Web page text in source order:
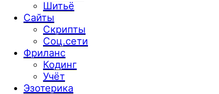
Шитьё
Сайты
Скрипты
Соц.сети
Фриланс
Кодинг
Учёт
Эзотерика